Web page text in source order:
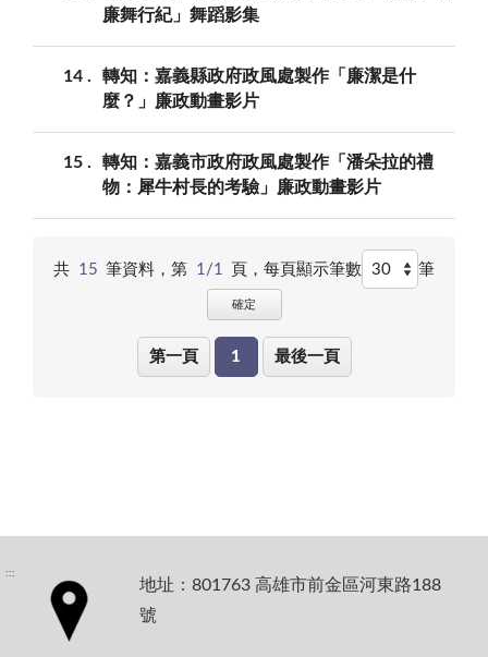
廉舞行紀」舞蹈影集
14
轉知：嘉義縣政府政風處製作「廉潔是什
麼？」廉政動畫影片
15
轉知：嘉義市政府政風處製作「潘朵拉的禮
物：犀牛村長的考驗」廉政動畫影片
共 15 筆資料，第 1/1 頁，每頁顯示筆數 筆
確定
第一頁 1 最後一頁
:::
地址：801763 高雄市前金區河東路188
號